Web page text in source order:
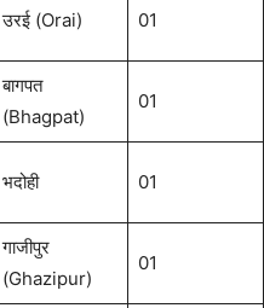
उरई (Orai) 01
बागपत
(Bhagpat)
01
भदोही 01
गाजीपुर
(Ghazipur)
01